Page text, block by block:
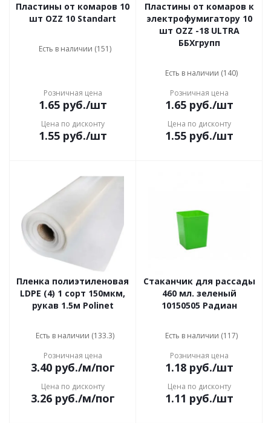
Пластины от комаров 10
шт OZZ 10 Standart
Есть в наличии (151)
Розничная цена
1.65руб./шт
Цена по дисконту
1.55руб./шт
Пластины от комаров к
электрофумигатору 10
шт OZZ -18 ULTRA
ББХгрупп
Есть в наличии (140)
Розничная цена
1.65руб./шт
Цена по дисконту
1.55руб./шт
Пленка полиэтиленовая
LDPE (4) 1 сорт 150мкм,
рукав 1.5м Polinet
Есть в наличии (133.3)
Розничная цена
3.40руб./м/пог
Цена по дисконту
3.26руб./м/пог
Стаканчик для рассады
460 мл. зеленый
10150505 Радиан
Есть в наличии (117)
Розничная цена
1.18руб./шт
Цена по дисконту
1.11 руб./шт